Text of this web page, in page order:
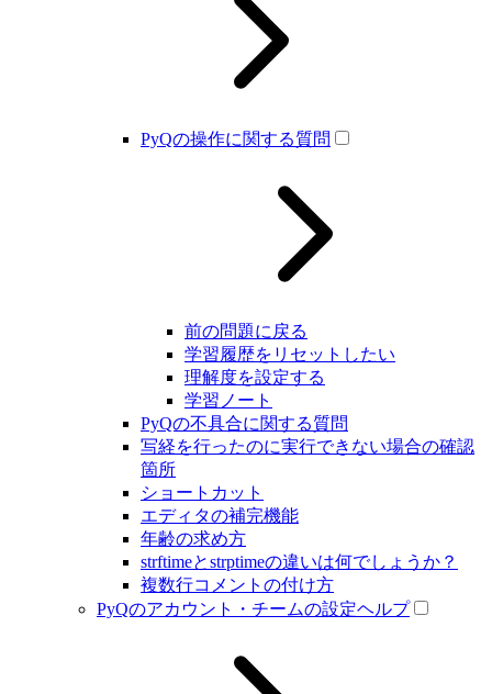
PyQの操作に関する質問
前の問題に戻る
学習履歴をリセットしたい
理解度を設定する
学習ノート
PyQの不具合に関する質問
写経を行ったのに実行できない場合の確認
箇所
ショートカット
エディタの補完機能
年齢の求め方
strftimeとstrptimeの違いは何でしょうか？
複数行コメントの付け方
PyQのアカウント・チームの設定ヘルプ